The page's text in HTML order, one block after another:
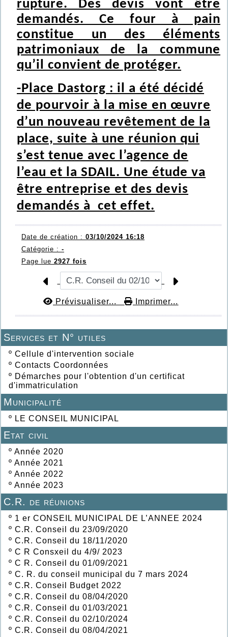
Services et N° utiles
º Cellule d'intervention sociale
º Contacts Coordonnées
º Démarches pour l'obtention d'un certificat
d'immatriculation
Municipalité
º LE CONSEIL MUNICIPAL
Etat civil
º Année 2020
º Année 2021
º Année 2022
º Année 2023
C.R. de réunions
º 1 er CONSEIL MUNICIPAL DE L’ANNEE 2024
º C.R. Conseil du 23/09/2020
º C.R. Conseil du 18/11/2020
º C R Consxeil du 4/9/ 2023
º C R. Conseil du 01/09/2021
º C. R. du conseil municipal du 7 mars 2024
º C.R. Conseil Budget 2022
º C.R. Conseil du 08/04/2020
º C.R. Conseil du 01/03/2021
º C.R. Conseil du 02/10/2024
º C.R. Conseil du 08/04/2021
rupture. Des devis vont être
demandés. Ce four à pain
constitue un des éléments
patrimoniaux de la commune
qu’il convient de protéger.
-Place Dastorg : il a été décidé
de pourvoir à la mise en œuvre
d’un nouveau revêtement de la
place, suite à une réunion qui
s’est tenue avec l’agence de
l’eau et la SDAIL. Une étude va
être entreprise et des devis
demandés à cet effet.
Date de création : 03/10/2024 16:18
Catégorie : -
Page lue 2927 fois
Prévisualiser... Imprimer...